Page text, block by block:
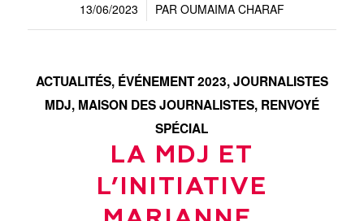
13/06/2023
/ PAR OUMAIMA CHARAF
ACTUALITÉS, ÉVÉNEMENT 2023,JOURNALISTES
MDJ, MAISON DES JOURNALISTES, RENVOYÉ
SPÉCIAL
LA MDJ ET
L’INITIATIVE